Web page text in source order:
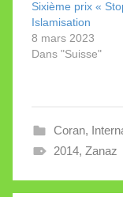
Sixième prix «
Islamisation
8 mars 2023
Dans "Suisse"
Coran,
2014, Zanaz